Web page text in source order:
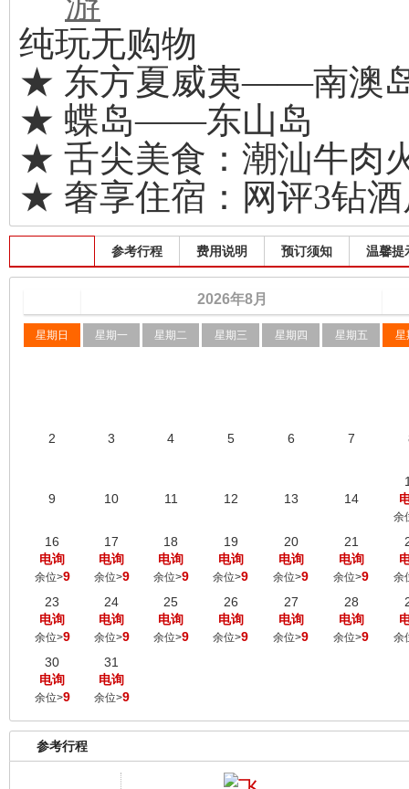
纯玩无购物
★ 东方夏威夷——南澳
★ 蝶岛——东山岛
★ 舌尖美食：潮汕牛肉
★ 奢享住宿：网评3钻
参考行程 费用说明 预订须知 温馨提
2026年8月
星期日 星期一 星期二 星期三 星期四 星期五 星
2 3 4 5 6 7
9 10 11 12 13 14
余
16
电询
余位>9
17
电询
余位>9
18
电询
余位>9
19
电询
余位>9
20
电询
余位>9
21
电询
余位>9 余
23
电询
余位>9
24
电询
余位>9
25
电询
余位>9
26
电询
余位>9
27
电询
余位>9
28
电询
余位>9 余
30
电询
余位>9
31
电询
余位>9
参考行程